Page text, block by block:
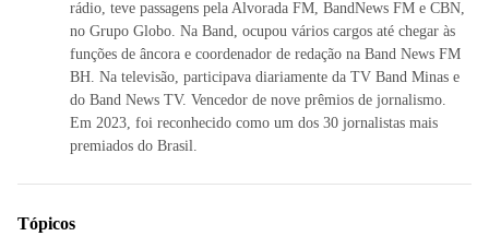
rádio, teve passagens pela Alvorada FM, BandNews FM e CBN,
no Grupo Globo. Na Band, ocupou vários cargos até chegar às
funções de âncora e coordenador de redação na Band News FM
BH. Na televisão, participava diariamente da TV Band Minas e
do Band News TV. Vencedor de nove prêmios de jornalismo.
Em 2023, foi reconhecido como um dos 30 jornalistas mais
premiados do Brasil.
Tópicos